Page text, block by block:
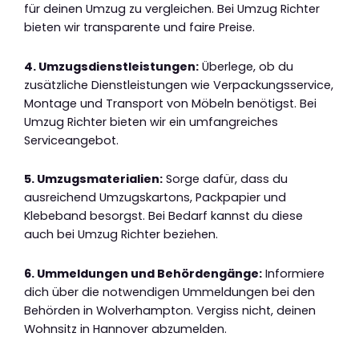
für deinen Umzug zu vergleichen. Bei Umzug Richter
bieten wir transparente und faire Preise.
4. Umzugsdienstleistungen: Überlege, ob du
zusätzliche Dienstleistungen wie Verpackungsservice,
Montage und Transport von Möbeln benötigst. Bei
Umzug Richter bieten wir ein umfangreiches
Serviceangebot.
5. Umzugsmaterialien: Sorge dafür, dass du
ausreichend Umzugskartons, Packpapier und
Klebeband besorgst. Bei Bedarf kannst du diese
auch bei Umzug Richter beziehen.
6. Ummeldungen und Behördengänge: Informiere
dich über die notwendigen Ummeldungen bei den
Behörden in Wolverhampton. Vergiss nicht, deinen
Wohnsitz in Hannover abzumelden.